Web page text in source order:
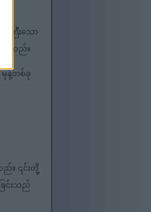
ကြီးသော
းသည်။
န့်တစ်ခု
ည်။ ၎င်းတို့
ြင်းသည်